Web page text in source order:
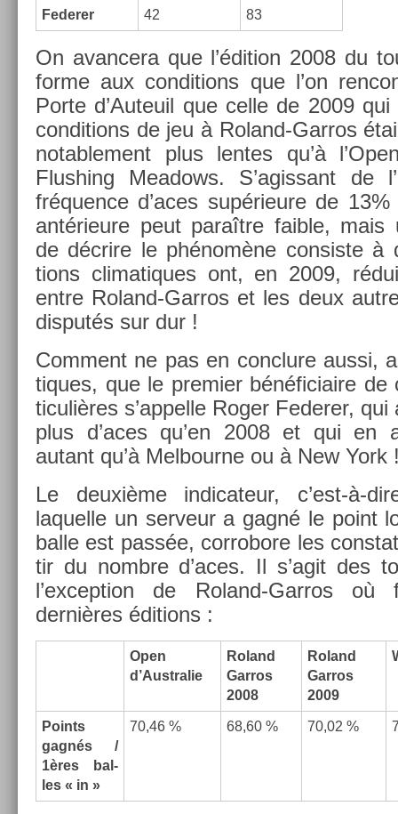
Feder­er 42 83
On avan­cera que l’édi­tion 2008 du
for­me aux con­di­tions que l’on
Porte d’Auteuil que celle de 2009
con­di­tions de jeu à Roland-Garros
notab­le­ment plus len­tes qu’à
Flush­ing Meadows. S’agis­sant de
fréqu­ence d’aces sup­érieure de
an­térieure peut paraître faib­le, mais
de décrire le phénomène con­sis­te
tions climatiques ont, en 2009,
entre Roland-Garros et les deux
dis­putés sur dur !
Com­ment ne pas en con­clure aussi,
tiques, que le pre­mi­er bénéficiaire
ticuliè­res s’ap­pelle Roger Feder­er,
plus d’aces qu’en 2008 et qui en
autant qu’à Mel­bour­ne ou à New York
Le deuxième in­dicateur, c’est-à-
laquel­le un ser­veur a gagné le point
balle est passée, cor­robore les
tir du nombre d’aces. Il s’agit des
l’ex­cep­tion de Roland-Garros
dernières édi­tions :
Open
d’Australie
Roland
Gar­ros
2008
Roland
Gar­ros
2009
Points
gagnés /
1ères bal­
les « in »
70,46 % 68,60 % 70,02 %